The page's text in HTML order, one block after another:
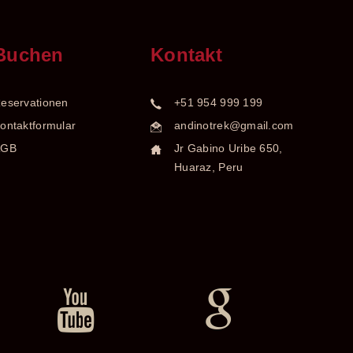
Kontakt
+51 954 999 199
andinotrek@gmail.com
Jr Gabino Uribe 650,
Huaraz, Peru